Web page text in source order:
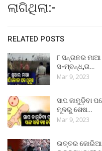
ଲାଗିଥିଲା:-
RELATED POSTS
୮ ସନ୍ତାନର
ସ-ମ୍ବନ୍ଧ,ତା…
Mar 9, 2023
ସାପ କାମୁଡ଼ିବା
ମୂଳରୁ ଶେଷ…
Mar 9, 2023
ଉତ୍ତର